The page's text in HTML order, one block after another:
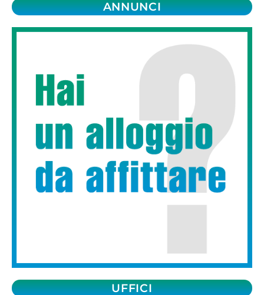
ANNUNCI
UFFICI